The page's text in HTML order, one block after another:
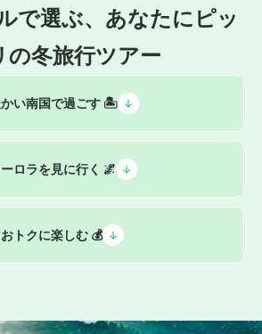
で選ぶ、あなたにピッ
の冬旅行ツアー
い南国で過ごす 🏝️
ロラを見に行く 🌌
おトクに楽しむ 💰